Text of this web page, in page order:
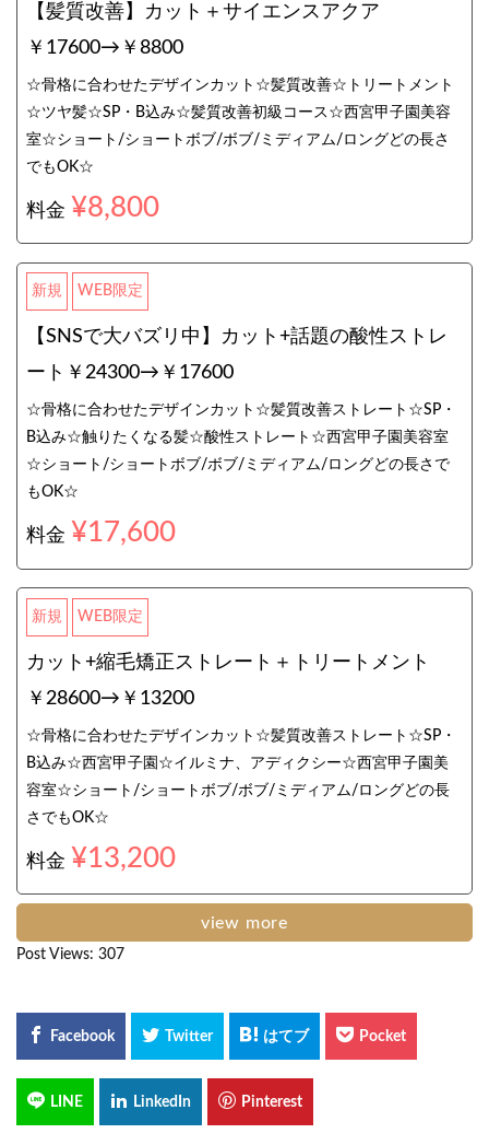
【髪質改善】カット＋サイエンスアクア
￥17600→￥8800
☆骨格に合わせたデザインカット☆髪質改善☆トリートメント
☆ツヤ髪☆SP・B込み☆髪質改善初級コース☆西宮甲子園美容
室☆ショート/ショートボブ/ボブ/ミディアム/ロングどの長さ
でもOK☆
料金 ¥8,800
新規 WEB限定
【SNSで大バズリ中】カット+話題の酸性ストレ
ート￥24300→￥17600
☆骨格に合わせたデザインカット☆髪質改善ストレート☆SP・
B込み☆触りたくなる髪☆酸性ストレート☆西宮甲子園美容室
☆ショート/ショートボブ/ボブ/ミディアム/ロングどの長さで
もOK☆
料金 ¥17,600
新規 WEB限定
カット+縮毛矯正ストレート＋トリートメント
￥28600→￥13200
☆骨格に合わせたデザインカット☆髪質改善ストレート☆SP・
B込み☆西宮甲子園☆イルミナ、アディクシー☆西宮甲子園美
容室☆ショート/ショートボブ/ボブ/ミディアム/ロングどの長
さでもOK☆
料金 ¥13,200
view more
Post Views: 307